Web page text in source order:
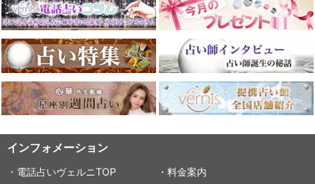
インフォメーション
・電話占いヴェルニTOP ・料金案内